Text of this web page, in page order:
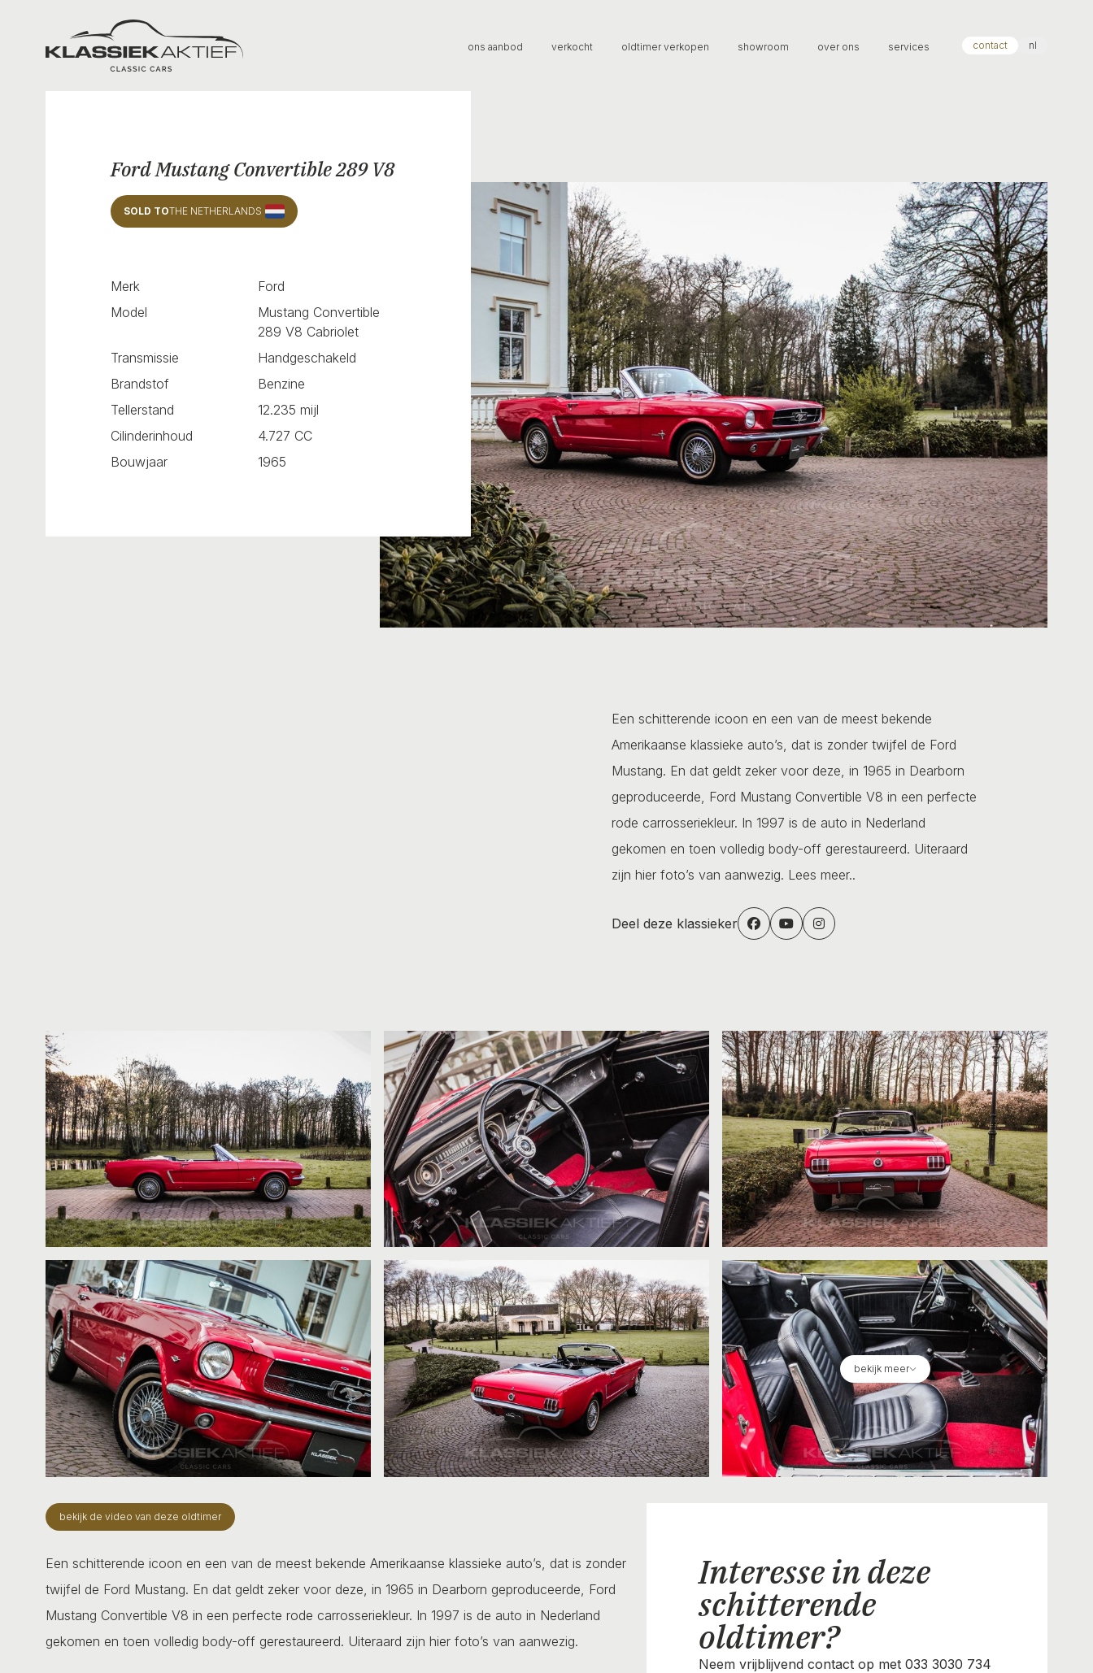
Klassiek Aktief
ons aanbod verkocht oldtimer verkopen showroom over ons services contact nl
Ford Mustang Convertible 289 V8
SOLD TOTHE NETHERLANDS
Merk
Ford
Model
Mustang Convertible
289 V8 Cabriolet
Transmissie
Handgeschakeld
Brandstof
Benzine
Tellerstand
12.235 mijl
Cilinderinhoud
4.727 CC
Bouwjaar
1965
Een schitterende icoon en een van de meest bekende
Amerikaanse klassieke auto’s, dat is zonder twijfel de Ford
Mustang. En dat geldt zeker voor deze, in 1965 in Dearborn
geproduceerde, Ford Mustang Convertible V8 in een perfecte
rode carrosseriekleur. In 1997 is de auto in Nederland
gekomen en toen volledig body-off gerestaureerd. Uiteraard
zijn hier foto’s van aanwezig. Lees meer..
Deel deze klassieker
bekijk meer
bekijk de video van deze oldtimer
Een schitterende icoon en een van de meest bekende Amerikaanse klassieke auto’s, dat is zonder
twijfel de Ford Mustang. En dat geldt zeker voor deze, in 1965 in Dearborn geproduceerde, Ford
Mustang Convertible V8 in een perfecte rode carrosseriekleur. In 1997 is de auto in Nederland
gekomen en toen volledig body-off gerestaureerd. Uiteraard zijn hier foto’s van aanwezig.
Interesse in deze
schitterende
oldtimer?
Neem vrijblijvend contact op met 033 3030 734